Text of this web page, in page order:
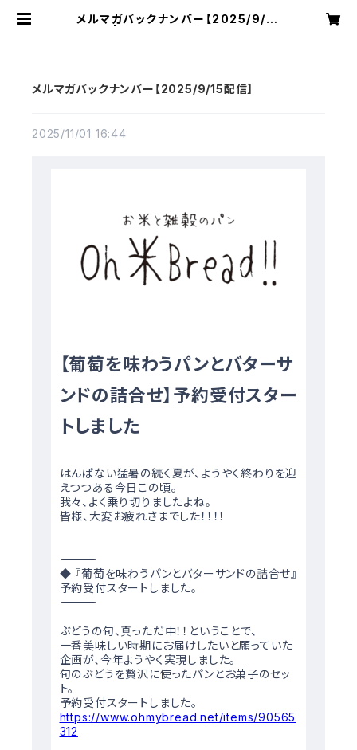
メルマガバックナンバー【2025/9/15
メルマガバックナンバー【2025/9/15配信】
2025/11/01 16:44
【葡萄を味わうパンとバターサ
ンドの詰合せ】予約受付スター
トしました
はんぱない猛暑の続く夏が、ようやく終わりを迎
えつつある今日この頃。
我々、よく乗り切りましたよね。
皆様、大変お疲れさまでした！！！！
―――――――――――――――――――――
◆ 『葡萄を味わうパンとバターサンドの詰合せ』
予約受付スタートしました。
―――――――――――――――――――――
ぶどうの旬、真っただ中！！ということで、
一番美味しい時期にお届けしたいと願っていた
企画が、今年ようやく実現しました。
旬のぶどうを贅沢に使ったパンとお菓子のセッ
ト。
予約受付スタートしました。
https://www.ohmybread.net/items/90565
312